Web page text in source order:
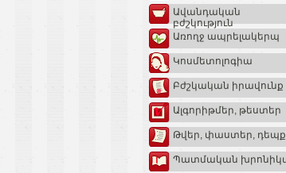
Ավանդական
բժշկություն
Առողջ ապրելակերպ
Կոսմետոլոգիա
Բժշկական իրավունք
Ալգորիթմեր, թեստեր
Թվեր, փաստեր,
Պատմական